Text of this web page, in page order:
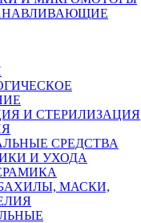
И СТЕРИЛИЗАЦИЯ
СРЕДСТВА
И УХОДА
МАСКИ,